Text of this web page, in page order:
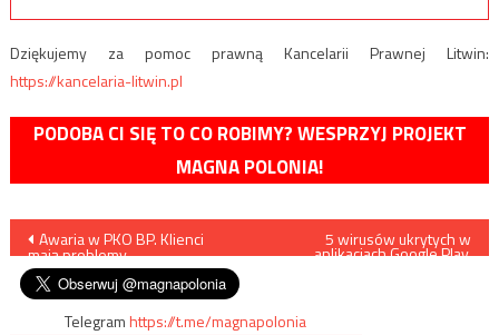
Dziękujemy za pomoc prawną Kancelarii Prawnej Litwin:
https://kancelaria-litwin.pl
PODOBA CI SIĘ TO CO ROBIMY? WESPRZYJ PROJEKT
MAGNA POLONIA!
Nawigacja
wpisu
Awaria w PKO BP. Klienci
mają problemy
5 wirusów ukrytych w
aplikacjach Google Play.
Telegramhttps://t.me/magnapolonia